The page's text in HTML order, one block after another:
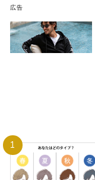
広告
1